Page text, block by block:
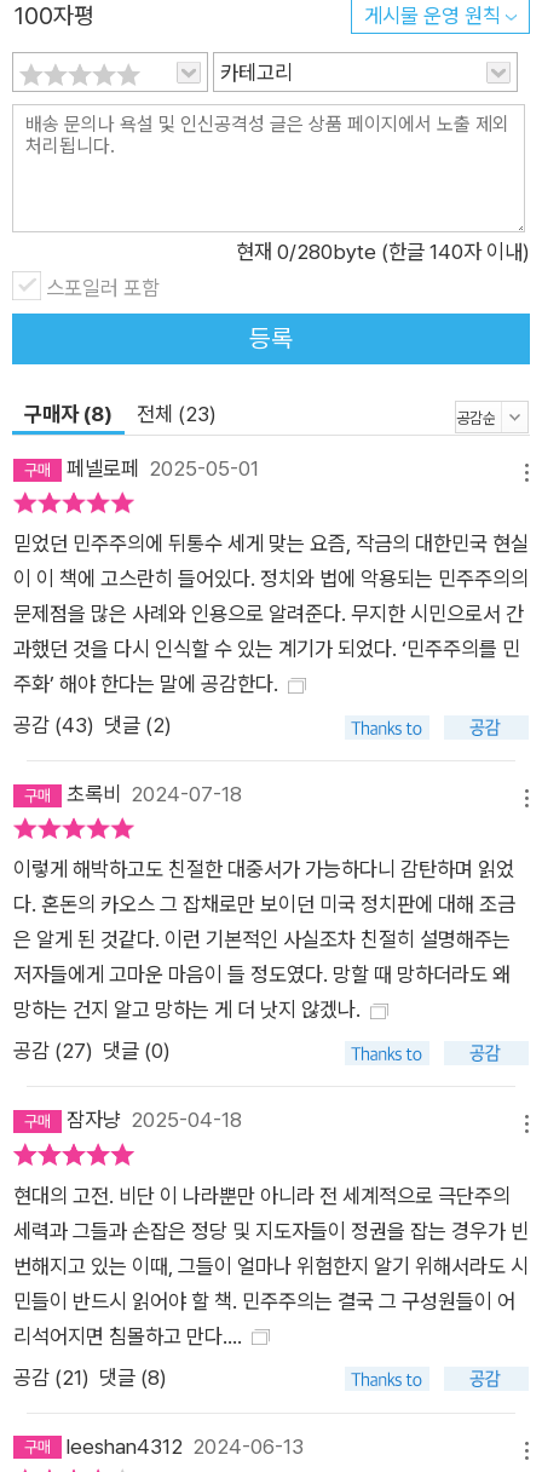
어 폭도들을 “순교자”로 치켜세웠고, 조사위원회의 활동을 방해
하며 조사 결과를 자신들의 입맛에 맞게 조정하였다. 명백한 정치
테러는 순식간에 정쟁의 대상이 되었고 극단주의 세력의 폭력은
주류 정치권으로부터 정당성을 인정받았다. 1934년 프랑스 국회
의사당 습격, 그리고 2021년 미국 국회의사당 습격에서 알 수 있
의는 헤게모니를 쥘 수 있는 동력을 얻는다. 그들은 민주적인 절
차를 따랐을 뿐이다 극단주의자의 무기가 된 민주주의 체제의 허
점과 한계 시대정신을 반영하지 못하는 낡은 체제는 극단주의자
와 표면적으로 충직한 민주주의자의 강력한 무기다. 미국에서 헌
법은 신성불가침의 영역이라 여겨진다. “건국의 아버지들”이 정
교하게 설계한 헌법 덕분에 권력의 균형을 이루고, 자유 민주주의
가 작동할 수 있다는 것이다. 그러나 헌법의 기원을 살펴보면 그
러한 인식이 오해라는 걸 알 수 있다. 특히 의회 구성과 선거인단
제도는 노예 소유주들을 설득하기 위한 타협과 반다수결주의의
산물이다. 노예제 유지를 원했던 미국의 몇몇 주들은 자신들의 권
리를 보장받지 못하면 연방에서 탈퇴하겠다고 협박했고, 이는 미
국을 외부의 공격에 취약하게 만들 위험이 있었다. 결국 노예제가
있는 주들은 투표를 할 수 없는 노예들까지 투표 인구로 인정받아
매사추세츠에 비해 투표 인구가 더 적은 버지니아가 매사추세츠
보다 다섯 석을 더 차지하게 되었다. 의회 의석수에 비례한 선거
인단 제도로 대통령을 선출하게 되면서, 대선에 많은 영향력을 발
휘하게 된 것은 물론이다. 인구수에 비례하지 않은 의석수, 간접
선거나 다름없는 선거인단 제도는 지금까지 유지되어 오면서 남
부와 백인의 표만으로 다수 의석과 대통령 자리를 차지할 수 있도
록 만든다. 도널드 트럼프와 공화당이 여성과 유색인종에 대한 혐
오를 남발하고도 권력을 쟁취할 수 있는 이유다. 실제로 2000년
조지 W. 부시, 2016년 도널드 트럼프는 경쟁자보다 더 적은 표를
얻고도 대통령에 당선되었다. 패자가 승자가 된 것이다. 다수가
아닌 특정한 소수의 편을 들어주는 제도로 인해 변화를 향한 다수
관들로 구성된 대법원은 헌법에 보장된 임신중단권을 폐기해버
렸다. 미국인 55퍼센트가 낙태 합법화에 찬성하고, 39퍼센트만
주가 결정할 문제로 만들었다. 선거구를 특정 정당에 유리하게 구
획하는 게리맨더링에 대해서도 대법원이 판단할 문제가 아니라
고 판결하면서, 적은 표를 얻고도 다수 의석을 차지하는 부조리가
발생할 가능성은 더욱 커졌다. 필리버스터 역시 소수의 지배를 강
화하는 무기이다. 미국의 상원에는 입법을 위해 60표 이상을 요
구하는 “압도적 다수 원칙”이 있다. 찬성이 60표 미만일 때 소수
가진다. 미국 정치사에서 투표권 확대, 임신중단권, 총기 규제 등
100자평 게시물 운영 원칙
카테고리
현재 0/280byte (한글 140자 이내)
스포일러 포함
등록
구매자 (8) 전체 (23)
페넬로페 2025-05-01
믿었던 민주주의에 뒤통수 세게 맞는 요즘, 작금의 대한민국 현실
이 이 책에 고스란히 들어있다. 정치와 법에 악용되는 민주주의의
문제점을 많은 사례와 인용으로 알려준다. 무지한 시민으로서 간
과했던 것을 다시 인식할 수 있는 계기가 되었다. ‘민주주의를 민
주화’ 해야 한다는 말에 공감한다.
공감 (43) 댓글 (2)
초록비 2024-07-18
이렇게 해박하고도 친절한 대중서가 가능하다니 감탄하며 읽었
다. 혼돈의 카오스 그 잡채로만 보이던 미국 정치판에 대해 조금
은 알게 된 것같다. 이런 기본적인 사실조차 친절히 설명해주는
저자들에게 고마운 마음이 들 정도였다. 망할 때 망하더라도 왜
망하는 건지 알고 망하는 게 더 낫지 않겠나.
공감 (27) 댓글 (0)
잠자냥 2025-04-18
현대의 고전. 비단 이 나라뿐만 아니라 전 세계적으로 극단주의
세력과 그들과 손잡은 정당 및 지도자들이 정권을 잡는 경우가 빈
번해지고 있는 이때, 그들이 얼마나 위험한지 알기 위해서라도 시
민들이 반드시 읽어야 할 책. 민주주의는 결국 그 구성원들이 어
리석어지면 침몰하고 만다….
공감 (21) 댓글 (8)
leeshan4312 2024-06-13